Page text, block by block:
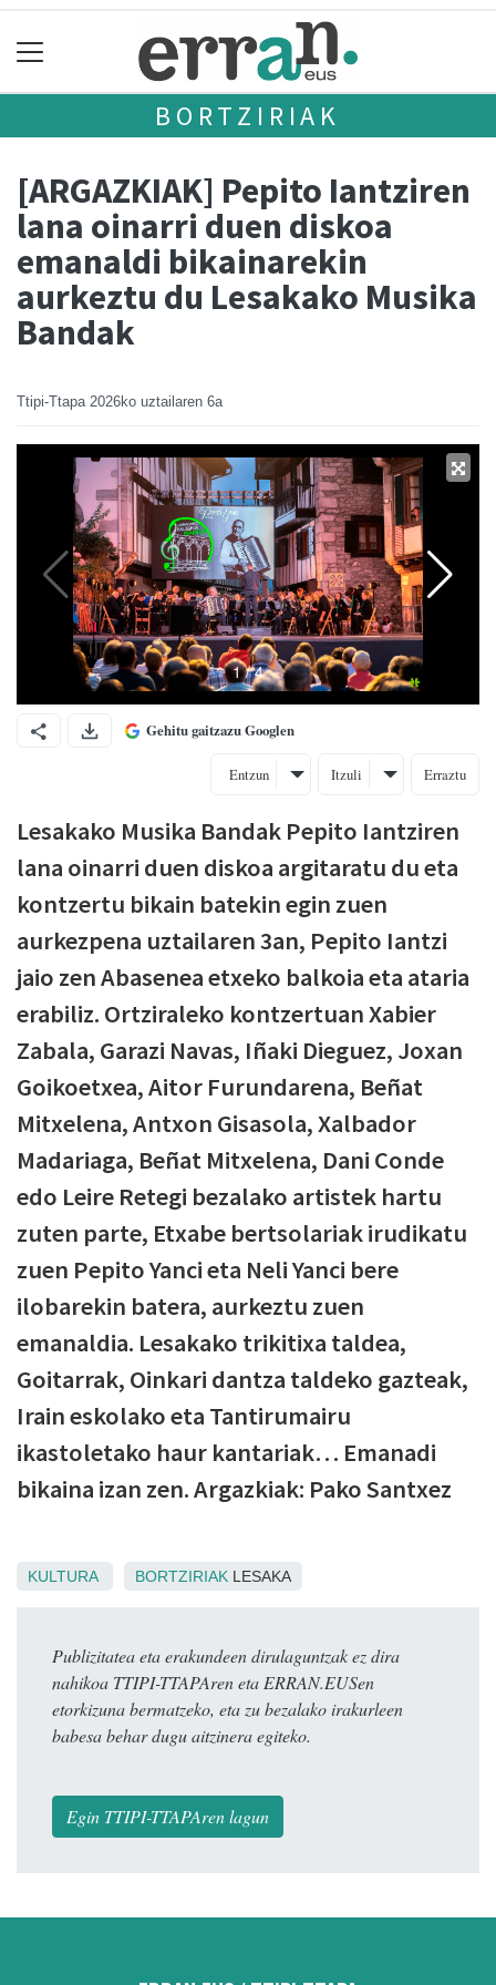
BORTZIRIAK
[ARGAZKIAK] Pepito Iantziren
lana oinarri duen diskoa
emanaldi bikainarekin
aurkeztu du Lesakako Musika
Bandak
Ttipi-Ttapa 2026ko uztailaren 6a
Gehitu gaitzazu Googlen
Entzun Itzuli Erraztu
Lesakako Musika Bandak Pepito Iantziren
lana oinarri duen diskoa argitaratu du eta
kontzertu bikain batekin egin zuen
aurkezpena uztailaren 3an, Pepito Iantzi
jaio zen Abasenea etxeko balkoia eta ataria
erabiliz. Ortziraleko kontzertuan Xabier
Zabala, Garazi Navas, Iñaki Dieguez, Joxan
Goikoetxea, Aitor Furundarena, Beñat
Mitxelena, Antxon Gisasola, Xalbador
Madariaga, Beñat Mitxelena, Dani Conde
edo Leire Retegi bezalako artistek hartu
zuten parte, Etxabe bertsolariak irudikatu
zuen Pepito Yanci eta Neli Yanci bere
ilobarekin batera, aurkeztu zuen
emanaldia. Lesakako trikitixa taldea,
Goitarrak, Oinkari dantza taldeko gazteak,
Irain eskolako eta Tantirumairu
ikastoletako haur kantariak… Emanadi
bikaina izan zen. Argazkiak: Pako Santxez
KULTURA BORTZIRIAK LESAKA
Publizitatea eta erakundeen dirulaguntzak ez dira
nahikoa TTIPI-TTAPAren eta ERRAN.EUSen
etorkizuna bermatzeko, eta zu bezalako irakurleen
babesa behar dugu aitzinera egiteko.
Egin TTIPI-TTAPAren lagun